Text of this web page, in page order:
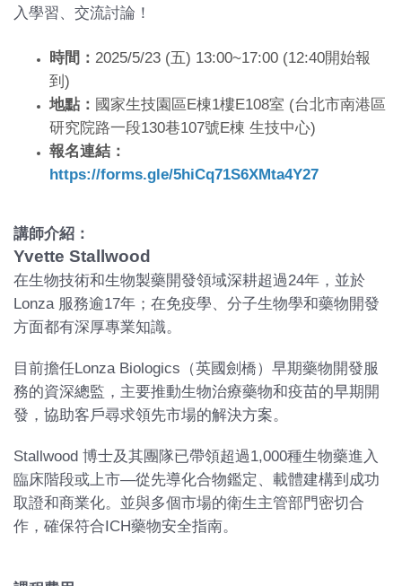
入學習、交流討論！
時間： 2025/5/23 (五) 13:00~17:00 (12:40開始報
到)
地點： 國家生技園區E棟1樓E108室 (台北市南港區
研究院路一段130巷107號E棟 生技中心)
報名連結：
https://forms.gle/5hiCq71S6XMta4Y27
講師介紹：
Yvette Stallwood
在生物技術和生物製藥開發領域深耕超過24年，並於
Lonza 服務逾17年；在免疫學、分子生物學和藥物開發
方面都有深厚專業知識。
目前擔任Lonza Biologics（英國劍橋）早期藥物開發服
務的資深總監，主要推動生物治療藥物和疫苗的早期開
發，協助客戶尋求領先市場的解決方案。
Stallwood 博士及其團隊已帶領超過1,000種生物藥進入
臨床階段或上市—從先導化合物鑑定、載體建構到成功
取證和商業化。並與多個市場的衛生主管部門密切合
作，確保符合ICH藥物安全指南。